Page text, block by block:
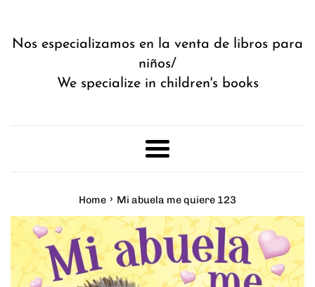
Nos especializamos en la venta de libros para
niños/
We specialize in children's books
Menu
Home › Mi abuela me quiere 123